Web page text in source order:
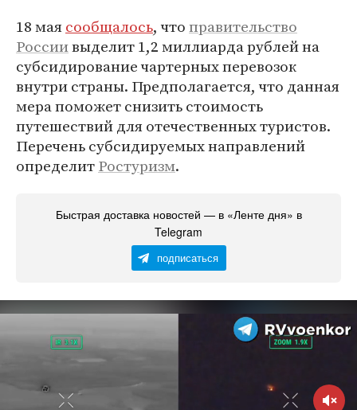
18 маясообщалось, чтоправительство
Россиивыделит 1,2 миллиарда рублей на
субсидирование чартерных перевозок
внутри страны. Предполагается, что данная
мера поможет снизить стоимость
путешествий для отечественных туристов.
Перечень субсидируемых направлений
определитРостуризм.
Быстрая доставка новостей — в «Ленте дня» в
Telegram
подписаться